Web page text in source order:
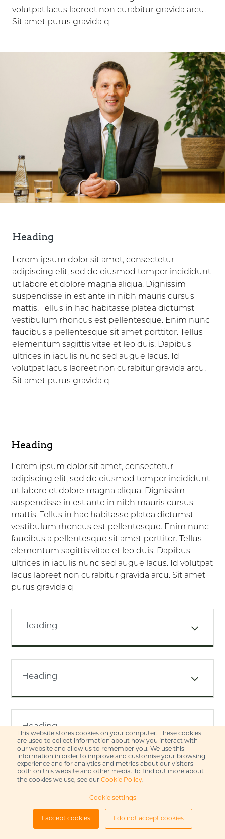
This website stores cookies on your computer. These cookies
are used to collect information about how you interact with
our website and allow us to remember you. We use this
information in order to improve and customise your browsing
experience and for analytics and metrics about our visitors
both on this website and other media. To find out more about
the cookies we use, see our Cookie Policy.
Cookie settings
I accept cookies I do not accept cookies
volutpat lacus laoreet non curabitur gravida arcu.
Sit amet purus gravida q
Heading
Lorem ipsum dolor sit amet, consectetur
adipiscing elit, sed do eiusmod tempor incididunt
ut labore et dolore magna aliqua. Dignissim
suspendisse in est ante in nibh mauris cursus
mattis. Tellus in hac habitasse platea dictumst
vestibulum rhoncus est pellentesque. Enim nunc
faucibus a pellentesque sit amet porttitor. Tellus
elementum sagittis vitae et leo duis. Dapibus
ultrices in iaculis nunc sed augue lacus. Id
volutpat lacus laoreet non curabitur gravida arcu.
Sit amet purus gravida q
Heading
Lorem ipsum dolor sit amet, consectetur
adipiscing elit, sed do eiusmod tempor incididunt
ut labore et dolore magna aliqua. Dignissim
suspendisse in est ante in nibh mauris cursus
mattis. Tellus in hac habitasse platea dictumst
vestibulum rhoncus est pellentesque. Enim nunc
faucibus a pellentesque sit amet porttitor. Tellus
elementum sagittis vitae et leo duis. Dapibus
ultrices in iaculis nunc sed augue lacus. Id volutpat
lacus laoreet non curabitur gravida arcu. Sit amet
purus gravida q
Heading
Heading
Heading
Heading